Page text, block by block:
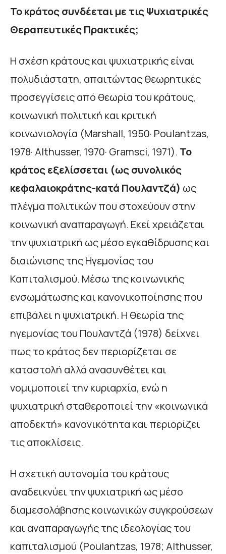
Το κράτος συνδέεται με τις Ψυχιατρικές
Θεραπευτικές Πρακτικές;
Η σχέση κράτους και ψυχιατρικής είναι
πολυδιάστατη, απαιτώντας θεωρητικές
προσεγγίσεις από θεωρία του κράτους,
κοινωνική πολιτική και κριτική
κοινωνιολογία (Marshall, 1950· Poulantzas,
1978· Althusser, 1970· Gramsci, 1971). Το
κράτος εξελίσσεται (ως συνολικός
κεφαλαιοκράτης-κατά Πουλαντζά) ως
πλέγμα πολιτικών που στοχεύουν στην
κοινωνική αναπαραγωγή. Εκεί χρειάζεται
την ψυχιατρική ως μέσο εγκαθίδρυσης και
διαιώνισης της Ηγεμονίας του
Καπιταλισμού. Μέσω της κοινωνικής
ενσωμάτωσης και κανονικοποίησης που
επιβάλει η ψυχιατρική. Η θεωρία της
ηγεμονίας του Πουλαντζά (1978) δείχνει
πως το κράτος δεν περιορίζεται σε
καταστολή αλλά ανασυνθέτει και
νομιμοποιεί την κυριαρχία, ενώ η
ψυχιατρική σταθεροποιεί την «κοινωνικά
αποδεκτή» κανονικότητα και περιορίζει
τις αποκλίσεις.
Η σχετική αυτονομία του κράτους
αναδεικνύει την ψυχιατρική ως μέσο
διαμεσολάβησης κοινωνικών συγκρούσεων
και αναπαραγωγής της ιδεολογίας του
καπιταλισμού (Poulantzas, 1978; Althusser,